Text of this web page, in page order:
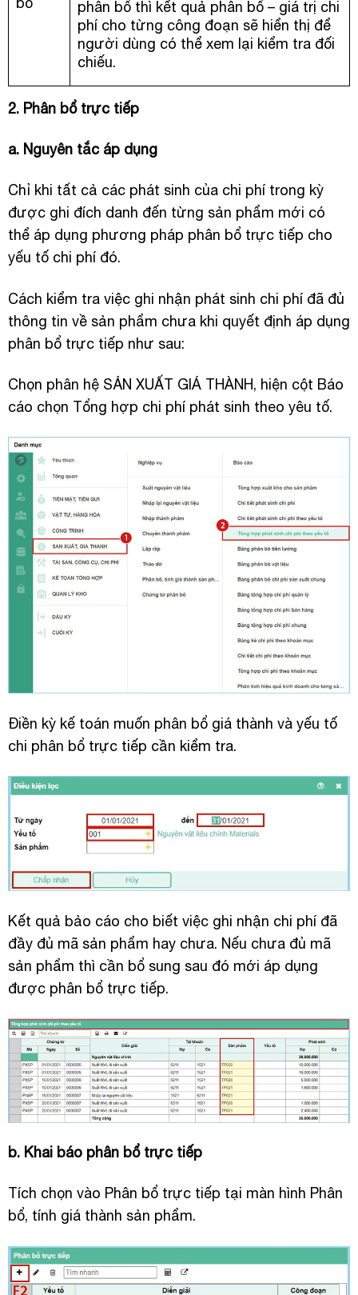
phân bổ thì kết quả phân bổ – giá trị chi
phí cho từng công đoạn sẽ hiển thị để
người dùng có thể xem lại kiểm tra đối
chiếu.
2. Phân bổ trực tiếp
a. Nguyên tắc áp dụng
Chỉ khi tất cả các phát sinh của chi phí trong kỳ
được ghi đích danh đến từng sản phẩm mới có
thể áp dụng phương pháp phân bổ trực tiếp cho
yếu tố chi phí đó.
Cách kiểm tra việc ghi nhận phát sinh chi phí đã đủ
thông tin về sản phẩm chưa khi quyết định áp dụng
phân bổ trực tiếp như sau:
Chọn phân hệ SẢN XUẤT GIÁ THÀNH, hiện cột Báo
cáo chọn Tổng hợp chi phí phát sinh theo yêu tố.
Điền kỳ kế toán muốn phân bổ giá thành và yếu tố
chi phân bổ trực tiếp cần kiểm tra.
Kết quả bảo cáo cho biết việc ghi nhận chi phí đã
đầy đủ mã sản phẩm hay chưa. Nếu chưa đủ mã
sản phẩm thì cần bổ sung sau đó mới áp dụng
được phân bổ trực tiếp.
b. Khai báo phân bổ trực tiếp
Tích chọn vào Phân bổ trực tiếp tại màn hình Phân
bổ, tính giá thành sản phẩm.